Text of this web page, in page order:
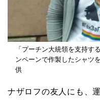
「プーチン大統領を支持す
ンペーンで作製したシャツ
供
ナザロフの友人にも、